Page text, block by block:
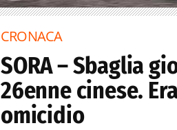
CRONACA
SORA – Sbaglia
26enne cinese.
omicidio